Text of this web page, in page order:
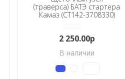
(траверса) БАТЭ стартера
Камаз (СТ142-3708330)
2 250.00р
В наличии